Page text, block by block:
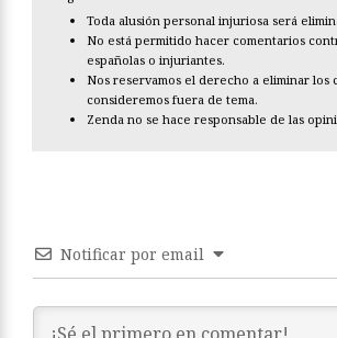
Toda alusión personal injuriosa será
No está permitido hacer comentarios
españolas o injuriantes.
Nos reservamos el derecho a eliminar los
consideremos fuera de tema.
Zenda no se hace responsable de las
Notificar por email